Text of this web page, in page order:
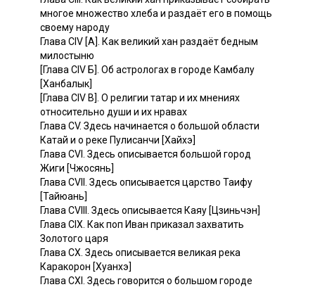
многое множество хлеба и раздаёт его в помощь
своему народу
Глава CIV [А]. Как великий хан раздаёт бедным
милостыню
[Глава CIV Б]. Об астрологах в городе Камбалу
[Ханбалык]
[Глава CIV В]. О религии татар и их мнениях
относительно души и их нравах
Глава CV. Здесь начинается о большой области
Катай и о реке Пулисанчи [Хайхэ]
Глава CVI. Здесь описывается большой город
Жиги [Чжосянь]
Глава CVII. Здесь описывается царство Таифу
[Тайюань]
Глава CVIII. Здесь описывается Каяу [Цзиньчэн]
Глава CIX. Как поп Иван приказал захватить
Золотого царя
Глава СХ. Здесь описывается великая река
Каракорон [Хуанхэ]
Глава CXI. Здесь говорится о большом городе